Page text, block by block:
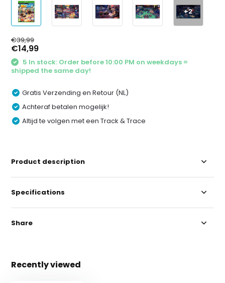
+2
€39,99
€14,99
5 In stock: Order before 10:00 PM on weekdays =
shipped the same day!
Gratis Verzending en Retour (NL)
Achteraf betalen mogelijk!
Altijd te volgen met een Track & Trace
Product description
Specifications
Share
Recently viewed